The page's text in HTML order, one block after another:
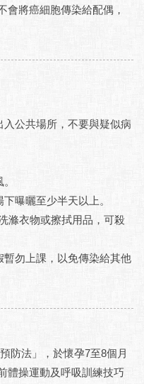
會將癌細胞傳染給配偶，
公共場所，不要與疑似病
曝曬至少半天以上。
滌衣物或擦拭用品，可殺
勿上課，以免傳染給其他
防法」，於懷孕7至8個月
體操運動及呼吸訓練技巧